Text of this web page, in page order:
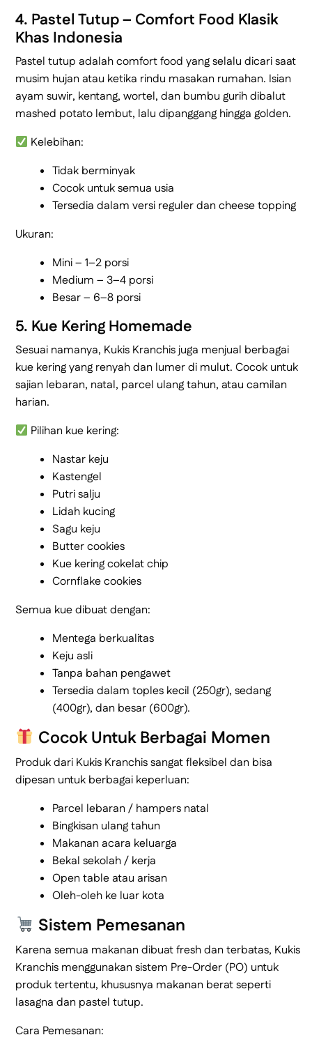
4. Pastel Tutup – Comfort Food Klasik
Khas Indonesia
Pastel tutup adalah comfort food yang selalu dicari saat
musim hujan atau ketika rindu masakan rumahan. Isian
ayam suwir, kentang, wortel, dan bumbu gurih dibalut
mashed potato lembut, lalu dipanggang hingga golden.
Kelebihan:
Tidak berminyak
Cocok untuk semua usia
Tersedia dalam versi reguler dan cheese topping
Ukuran:
Mini – 1–2 porsi
Medium – 3–4 porsi
Besar – 6–8 porsi
5. Kue Kering Homemade
Sesuai namanya, Kukis Kranchis juga menjual berbagai
kue kering yang renyah dan lumer di mulut. Cocok untuk
sajian lebaran, natal, parcel ulang tahun, atau camilan
harian.
Pilihan kue kering:
Nastar keju
Kastengel
Putri salju
Lidah kucing
Sagu keju
Butter cookies
Kue kering cokelat chip
Cornflake cookies
Semua kue dibuat dengan:
Mentega berkualitas
Keju asli
Tanpa bahan pengawet
Tersedia dalam toples kecil (250gr), sedang
(400gr), dan besar (600gr).
Cocok Untuk Berbagai Momen
Produk dari Kukis Kranchis sangat fleksibel dan bisa
dipesan untuk berbagai keperluan:
Parcel lebaran / hampers natal
Bingkisan ulang tahun
Makanan acara keluarga
Bekal sekolah / kerja
Open table atau arisan
Oleh-oleh ke luar kota
Sistem Pemesanan
Karena semua makanan dibuat fresh dan terbatas, Kukis
Kranchis menggunakan sistem Pre-Order (PO) untuk
produk tertentu, khususnya makanan berat seperti
lasagna dan pastel tutup.
Cara Pemesanan: